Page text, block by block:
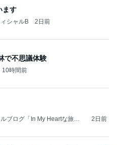
ます
シャルB 2日前
で不思議体験
10時間前
ブログ「In My Heartな旅日
2日前